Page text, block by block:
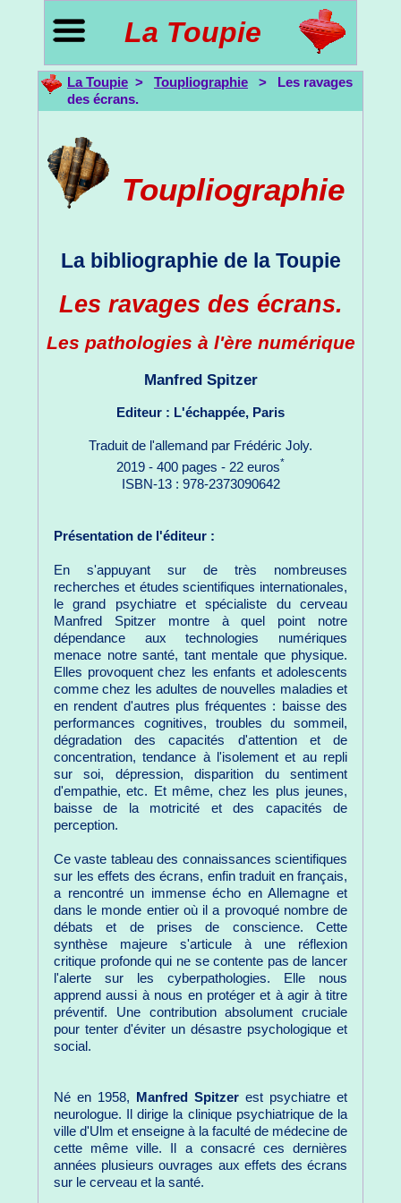
La Toupie
La Toupie > Toupliographie > Les ravages
des écrans.
Toupliographie
La bibliographie de la Toupie
Les ravages des écrans.
Les pathologies à l'ère numérique
Manfred Spitzer
Editeur : L'échappée, Paris
Traduit de l'allemand par Frédéric Joly.
2019 - 400 pages - 22 euros*
ISBN-13 : 978-2373090642
Présentation de l'éditeur :
En s'appuyant sur de très nombreuses
recherches et études scientifiques internationales,
le grand psychiatre et spécialiste du cerveau
Manfred Spitzer montre à quel point notre
dépendance aux technologies numériques
menace notre santé, tant mentale que physique.
Elles provoquent chez les enfants et adolescents
comme chez les adultes de nouvelles maladies et
en rendent d'autres plus fréquentes : baisse des
performances cognitives, troubles du sommeil,
dégradation des capacités d'attention et de
concentration, tendance à l'isolement et au repli
sur soi, dépression, disparition du sentiment
d'empathie, etc. Et même, chez les plus jeunes,
baisse de la motricité et des capacités de
perception.
Ce vaste tableau des connaissances scientifiques
sur les effets des écrans, enfin traduit en français,
a rencontré un immense écho en Allemagne et
dans le monde entier où il a provoqué nombre de
débats et de prises de conscience. Cette
synthèse majeure s'articule à une réflexion
critique profonde qui ne se contente pas de lancer
l'alerte sur les cyberpathologies. Elle nous
apprend aussi à nous en protéger et à agir à titre
préventif. Une contribution absolument cruciale
pour tenter d'éviter un désastre psychologique et
social.
Né en 1958, Manfred Spitzer est psychiatre et
neurologue. Il dirige la clinique psychiatrique de la
ville d'Ulm et enseigne à la faculté de médecine de
cette même ville. Il a consacré ces dernières
années plusieurs ouvrages aux effets des écrans
sur le cerveau et la santé.